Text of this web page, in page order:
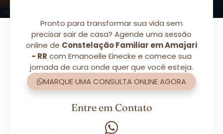
Pronto para transformar sua vida sem
precisar sair de casa? Agende uma sessão
online de Constelação Familiar em Amajari
- RR com Emanoelle Einecke e comece sua
jornada de cura onde quer que você esteja.
MARQUE UMA CONSULTA ONLINE AGORA
Entre em Contato